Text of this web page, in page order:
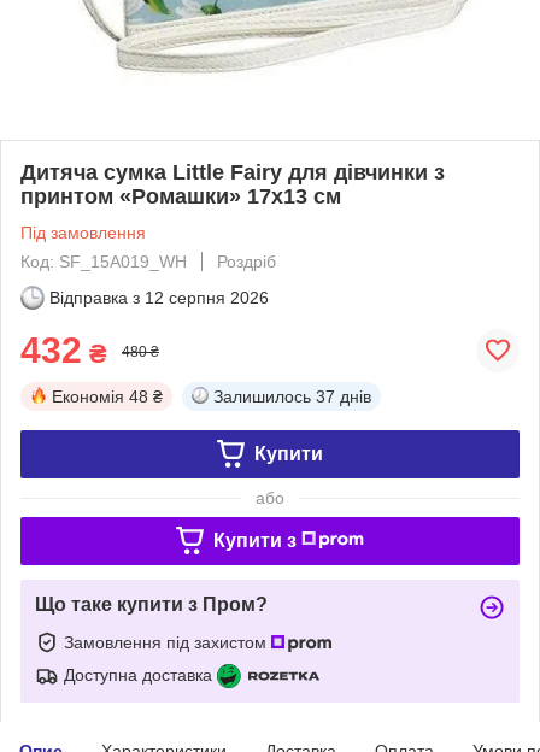
Дитяча сумка Little Fairy для дівчинки з
принтом «Ромашки» 17х13 см
Під замовлення
Код: SF_15A019_WH
Роздріб
Відправка з 12 серпня 2026
432 ₴ 480 ₴
Економія 48 ₴ Залишилось 37 днів
Купити
або
Купити з
Що таке купити з Пром?
Замовлення під захистом
Доступна доставка